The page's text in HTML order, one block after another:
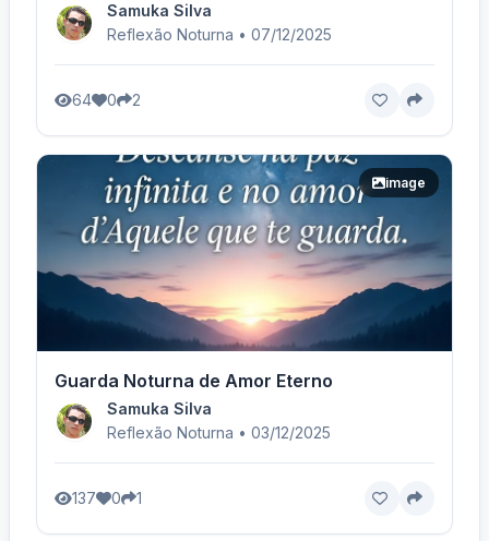
Samuka Silva
Reflexão Noturna • 07/12/2025
64 0 2
image
Guarda Noturna de Amor Eterno
Samuka Silva
Reflexão Noturna • 03/12/2025
137 0 1